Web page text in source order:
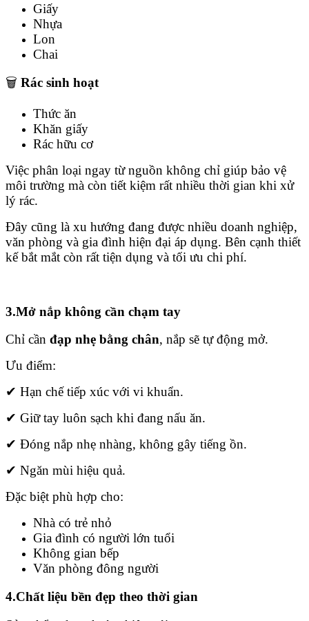
Giấy
Nhựa
Lon
Chai
🗑 Rác sinh hoạt
Thức ăn
Khăn giấy
Rác hữu cơ
Việc phân loại ngay từ nguồn không chỉ giúp bảo vệ
môi trường mà còn tiết kiệm rất nhiều thời gian khi xử
lý rác.
Đây cũng là xu hướng đang được nhiều doanh nghiệp,
văn phòng và gia đình hiện đại áp dụng. Bên cạnh thiết
kế bắt mắt còn rất tiện dụng và tối ưu chi phí.
3.Mở nắp không cần chạm tay
Chỉ cần đạp nhẹ bằng chân, nắp sẽ tự động mở.
Ưu điểm:
✔ Hạn chế tiếp xúc với vi khuẩn.
✔ Giữ tay luôn sạch khi đang nấu ăn.
✔ Đóng nắp nhẹ nhàng, không gây tiếng ồn.
✔ Ngăn mùi hiệu quả.
Đặc biệt phù hợp cho:
Nhà có trẻ nhỏ
Gia đình có người lớn tuổi
Không gian bếp
Văn phòng đông người
4.Chất liệu bền đẹp theo thời gian